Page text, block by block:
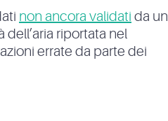
non ancora validati da un
riportata nel
errate da parte dei